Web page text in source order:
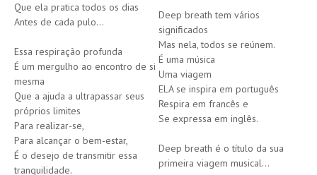
Que ela pratica todos os dias
Antes de cada pulo…
Essa respiração profunda
É um mergulho ao encontro de si
mesma
Que a ajuda a ultrapassar seus
próprios limites
Para realizar-se,
Para alcançar o bem-estar,
É o desejo de transmitir essa
tranquilidade.
Deep breath tem vários
significados
Mas nela, todos se reúnem.
É uma música
Uma viagem
ELA se inspira em português
Respira em francês e
Se expressa em inglês.
Deep breath é o título da sua
primeira viagem musical…